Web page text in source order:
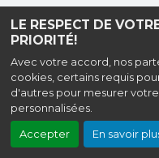
LE RESPECT DE
PRIORITÉ!
Avec votre accord, nos
cookies, certains requis
d'autres pour mesurer
personnalisées.
Accepter En savoir